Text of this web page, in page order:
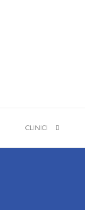
CLINICI